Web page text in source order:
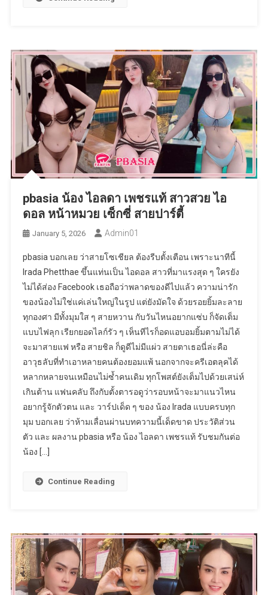
pbasia น้อง ไอลดา เพชรแท้ สาวสวย ไอ
ดอล หน้าหมวย เซ็กซี่ สายปาร์ตี้
January 5, 2026 Admin01
pbasia บอกเลย ว่าสายโซเชียล ต้องรีบตั้งเตือน เพราะนาทีนี้
Irada Phetthae ขึ้นแท่นเป็น ไอดอล สาวที่มาแรงสุด ๆ ใครยัง
ไม่ได้ส่อง Facebook เธอถือว่าพลาดของดีไปแล้ว ความน่ารัก
ของน้องไม่ใช่แค่เล่นใหญ่ในรูป แต่ยังมัดใจ ด้วยรอยยิ้มละลาย
ทุกองศา มีทั้งมุมใส ๆ สายหวาน กับวันไหนอยากแซ่บ ก็จัดเต็ม
แบบไฟลุก เรียกยอดไลก์รัว ๆ เห็นทีไรก็อดแอบอมยิ้มตามไม่ได้
จะมาสายแฟ หรือ สายชิล ก็ดูดีไม่มีแผ่ว สายตาเธอนี่ล่ะคือ
อาวุธลับที่ทำเอาหลายคนต้องยอมแพ้ นอกจากจะครีเอตลุคได้
หลากหลายจนเหมือนไม่ซ้ำคนเดิม ทุกโพสต์ยังเต็มไปด้วยเสน่ห์
เกินต้าน แฟนคลับ ถึงกับตั้งตารอดูว่ารอบหน้าจะมาแนวไหน
อยากรู้จักตัวตน และ วาร์ปเด็ด ๆ ของ น้อง Irada แบบครบทุก
มุม บอกเลย ว่าห้ามเลื่อนผ่านบทความนี้เด็ดขาด ประวัติส่วน
ตัว และ ผลงาน pbasia หรือ น้อง ไอลดา เพชรแท้ รับชมกันต่อ
น้อง […]
Continue Reading